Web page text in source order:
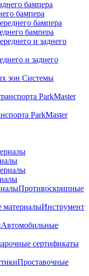
бампера
бампера
и заднего
Системы
ParkMaster
Противоскрипные
Инструмент
Автомобильные
сертификаты
Проставочные